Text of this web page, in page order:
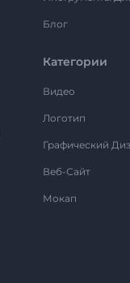
Блог
Категории
Видео
Логотип
Графический
Веб-Сайт
Мокап